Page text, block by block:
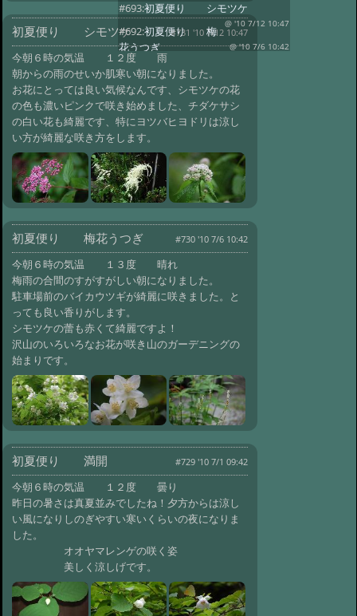
初夏便り シモツケ #731 '10 7/12 10:47
今朝６時の気温 １２度 雨
朝からの雨のせいか肌寒い朝になりました。
お花にとっては良い気候なんです、シモツケの花
の色も濃いピンクで咲き始めました、チダケサシ
の白い花も綺麗です、特にヨツバヒヨドリは涼し
い方が綺麗な咲き方をします。
初夏便り 梅花うつぎ #730 '10 7/6 10:42
今朝６時の気温 １３度 晴れ
梅雨の合間のすがすがしい朝になりました。
駐車場前のバイカウツギが綺麗に咲きました。と
っても良い香りがします。
シモツケの蕾も赤くて綺麗ですよ！
沢山のいろいろなお花が咲き山のガーデニングの
始まりです。
初夏便り 満開 #729 '10 7/1 09:42
今朝６時の気温 １２度 曇り
昨日の暑さは真夏並みでしたね！夕方からは涼し
い風になりしのぎやすい寒いくらいの夜になりま
した。
オオヤマレンゲの咲く姿
美しく涼しげです。
#693:初夏便り シモツケ
@ '10 7/12 10:47
#692:初夏便り 梅
花うつぎ
@ '10 7/6 10:42
#691:初夏便り 満開
#690:初夏便り ハウチワカエデ
@ '10 6/27 10:54
#689:初夏便り
オオヤマレンゲ
#688:新緑便り オシドリ？
@ '10 6/20 11:02
#687:新緑便り ワ
ダソウ
@ '10 6/15 10:58
#685:
新緑便り 四
つ葉のクローバー
#684:新緑便り ミヤマハンショ
ウズル
@ '10 6/9 11:48
#683:
#682: 新緑便り ズミ
#681: 新緑便り カタバミ
@ '10 6/1 14:07
#680:新緑便り ウス
バサイシン
@ '10 5/25 11:33
#679:新緑便り ワチガイソウ
@ '10 5/21 10:15
新緑便り
ユキザサ
#677:新緑便り オオヤマザクラ
@ '10 5/19 10:14
#676:
新緑便り オ
トコヨウゾメ
#675:新緑便り カラマツ
@ '10 5/14 10:11
#674:新緑便り
カタクリ
@ '10 5/13 11:02